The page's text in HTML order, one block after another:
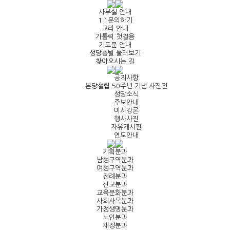
사무실 안내
1:1문의하기
교리 안내
가톨릭 첫걸음
기도문 안내
성당층별 둘러보기
찾아오시는 길
공지사항
본당설립 50주년 기념 사진전
성당소식
주보안내
미사강론
행사사진
자유게시판
연도안내
기획분과
남성구역분과
여성구역분과
전례분과
선교분과
교육문화분과
사회사목분과
가정생명분과
노인분과
재정분과